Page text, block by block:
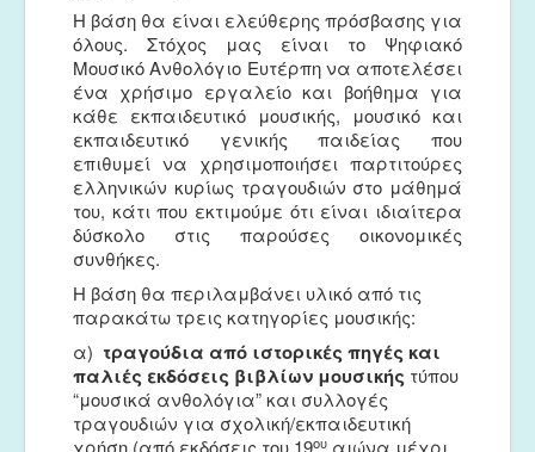
Η βάση θα είναι ελεύθερης πρόσβασης για
όλους. Στόχος μας είναι το Ψηφιακό
Μουσικό Ανθολόγιο Ευτέρπη να αποτελέσει
ένα χρήσιμο εργαλείο και βοήθημα για
κάθε εκπαιδευτικό μουσικής, μουσικό και
εκπαιδευτικό γενικής παιδείας που
επιθυμεί να χρησιμοποιήσει παρτιτούρες
ελληνικών κυρίως τραγουδιών στο μάθημά
του, κάτι που εκτιμούμε ότι είναι ιδιαίτερα
δύσκολο στις παρούσες οικονομικές
συνθήκες.
Η βάση θα περιλαμβάνει υλικό από τις
παρακάτω τρεις κατηγορίες μουσικής:
α) τραγούδια από ιστορικές πηγές και
παλιές εκδόσεις βιβλίων μουσικής τύπου
“μουσικά ανθολόγια” και συλλογές
τραγουδιών για σχολική/εκπαιδευτική
χρήση (από εκδόσεις του 19ου αιώνα μέχρι